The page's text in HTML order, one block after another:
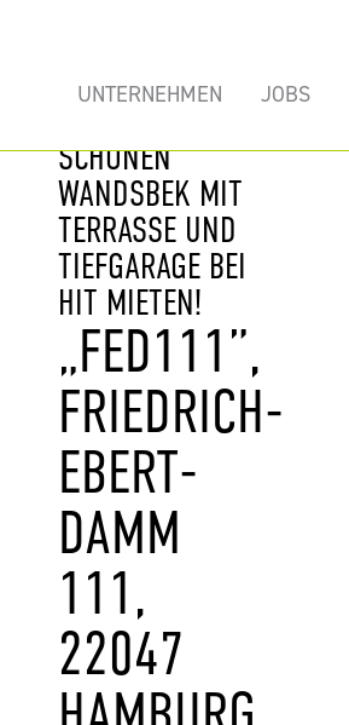
UNTERNEHMEN JOBS
HAMBURGER
SCHÖNEN
WANDSBEK MIT
TERRASSE UND
TIEFGARAGE BEI
HIT MIETEN!
„FED111”,
FRIEDRICH-
EBERT-
DAMM
111,
22047